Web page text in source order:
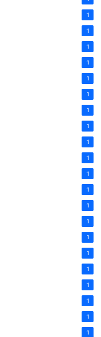
1
1
1
1
1
1
1
1
1
1
1
1
1
1
1
1
1
1
1
1
1